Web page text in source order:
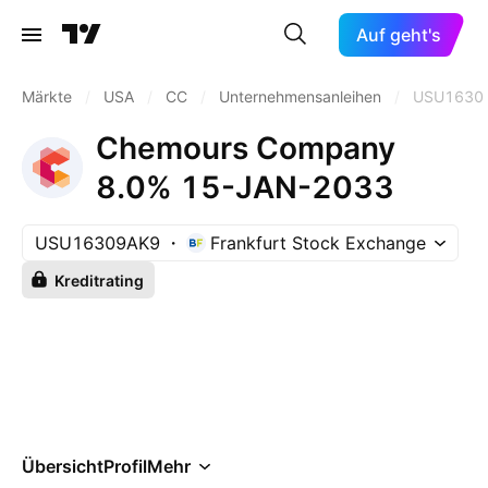
Auf geht's
Märkte USA CC Unternehmensanleihen
Chemours Company
8.0% 15-JAN-2033
USU16309AK9 Frankfurt Stock Exchange
Kreditrating
ÜbersichtProfilMehr